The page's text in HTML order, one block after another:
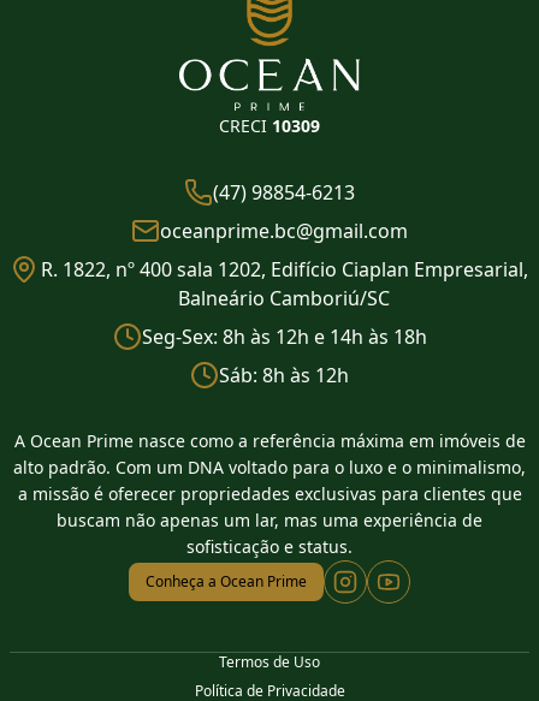
CRECI 10309
(47) 98854-6213
oceanprime.bc@gmail.com
R. 1822, nº 400 sala 1202, Edifício Ciaplan Empresarial,
Balneário Camboriú/SC
Seg-Sex: 8h às 12h e 14h às 18h
Sáb: 8h às 12h
A Ocean Prime nasce como a referência máxima em imóveis de
alto padrão. Com um DNA voltado para o luxo e o minimalismo,
a missão é oferecer propriedades exclusivas para clientes que
buscam não apenas um lar, mas uma experiência de
sofisticação e status.
Conheça a Ocean Prime
Termos de Uso
Política de Privacidade